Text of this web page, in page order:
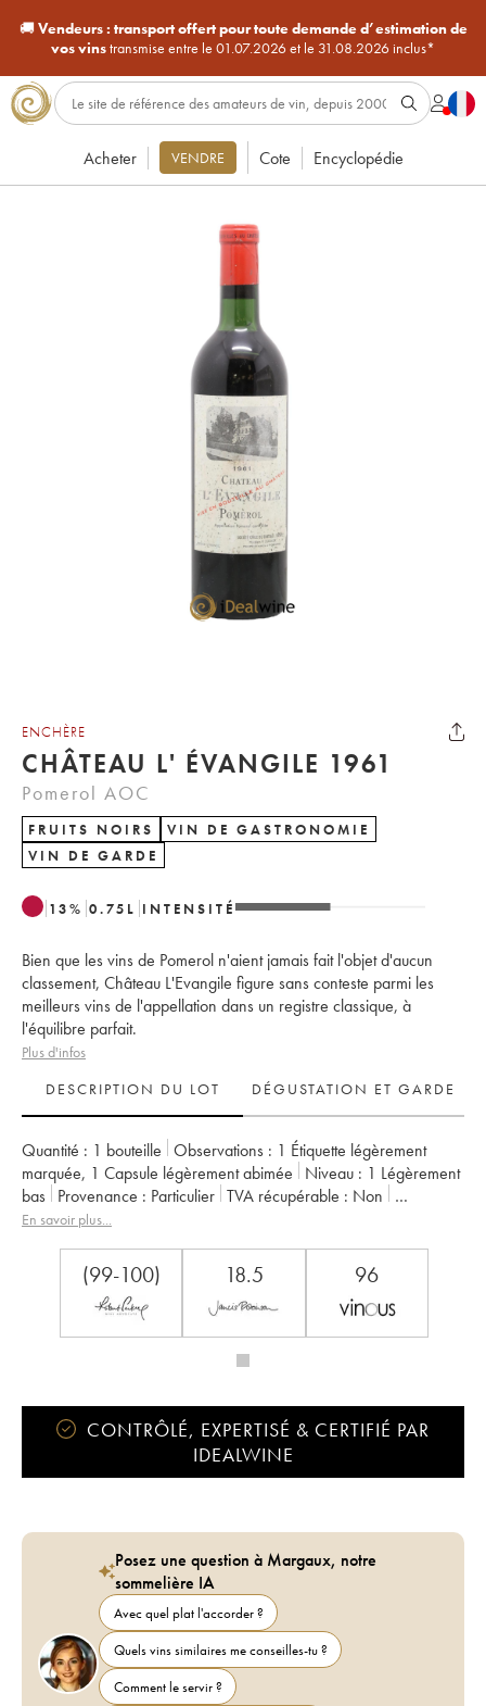
🚚Vendeurs : transport offert pour toute demande d’estimation de
vos vinstransmise entre le 01.07.2026 et le 31.08.2026 inclus*
Acheter VENDRE Cote Encyclopédie
ENCHÈRE
CHÂTEAU L' ÉVANGILE 1961
Pomerol AOC
FRUITS NOIRS
VIN DE GASTRONOMIE
VIN DE GARDE
13% 0.75 L INTENSITÉ
Bien que les vins de Pomerol n'aient jamais fait l'objet d'aucun
classement, Château L'Evangile figure sans conteste parmi les
meilleurs vins de l'appellation dans un registre classique, à
l'équilibre parfait.
Plus d'infos
DESCRIPTION DU LOT
DÉGUSTATION ET GARDE
Quantité : 1 bouteille Observations : 1 Étiquette légèrement
marquée, 1 Capsule légèrement abimée Niveau : 1 Légèrement
bas
Provenance : particulier TVA récupérable :
non
Région :
Bordeaux
En savoir plus...
(99-100) 18.5 96
CONTRÔLÉ, EXPERTISÉ & CERTIFIÉ PAR
IDEALWINE
Posez une question à Margaux, notre
sommelière IA
Avec quel plat l'accorder ?
Quels vins similaires me conseilles-tu ?
Comment le servir ?